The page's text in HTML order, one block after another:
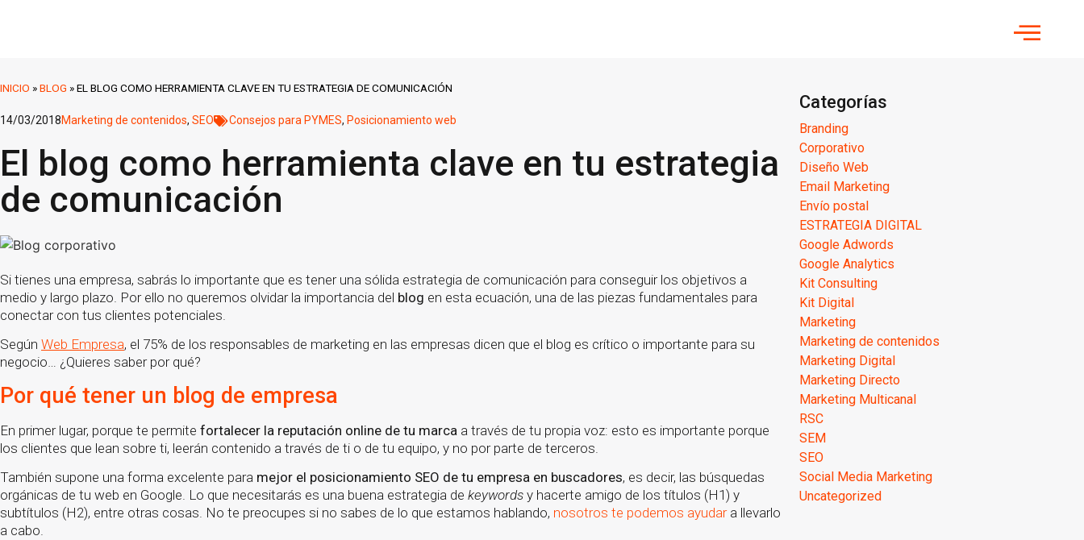
INICIO »BLOG »EL BLOG COMO HERRAMIENTA CLAVE EN TU ESTRATEGIA DE COMUNICACIÓN
14/03/2018Marketing de contenidos, SEO Consejos para PYMES, Posicionamiento web
El blog como herramienta clave en tu estrategia
de comunicación
Si tienes una empresa, sabrás lo importante que es tener una sólida estrategia de comunicación para conseguir los objetivos a
medio y largo plazo. Por ello no queremos olvidar la importancia del blog en esta ecuación, una de las piezas fundamentales para
conectar con tus clientes potenciales.
Según Web Empresa, el 75% de los responsables de marketing en las empresas dicen que el blog es crítico o importante para su
negocio… ¿Quieres saber por qué?
Por qué tener un blog de empresa
En primer lugar, porque te permite fortalecer la reputación online de tu marca a través de tu propia voz: esto es importante porque
los clientes que lean sobre ti, leerán contenido a través de ti o de tu equipo, y no por parte de terceros.
También supone una forma excelente para mejor el posicionamiento SEO de tu empresa en buscadores, es decir, las búsquedas
orgánicas de tu web en Google. Lo que necesitarás es una buena estrategia de keywords y hacerte amigo de los títulos (H1) y
subtítulos (H2), entre otras cosas. No te preocupes si no sabes de lo que estamos hablando, nosotros te podemos ayudara llevarlo
a cabo.
Categorías
Branding
Corporativo
Diseño Web
Email Marketing
Envío postal
ESTRATEGIA DIGITAL
Google Adwords
Google Analytics
Kit Consulting
Kit Digital
Marketing
Marketing de contenidos
Marketing Digital
Marketing Directo
Marketing Multicanal
RSC
SEM
SEO
Social Media Marketing
Uncategorized